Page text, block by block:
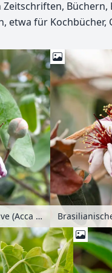
Büchern,
etwa für
Brasilianische Guave (Acca sellowiana)